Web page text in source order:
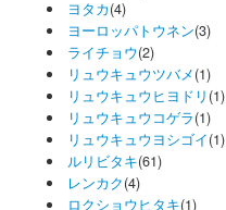
ヨタカ(4)
ヨーロッパトウネン(3)
ライチョウ(2)
リュウキュウツバメ(1)
リュウキュウヒヨドリ (1)
リュウキュウコゲラ(1)
リュウキュウヨシゴイ(1)
ルリビタキ(61)
レンカク(4)
ロクショウヒタキ(1)